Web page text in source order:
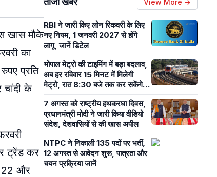
खास मौके
का
प्रति
के
ट्रेंड कर
22 और
View More →
RBI ने जारी किए लोन रिकवरी के लिए
नए नियम, 1 जनवरी 2027 से होंगे
लागू, जानें डिटेल
भोपाल मेट्रो की टाइमिंग में बड़ा बदलाव,
अब हर रविवार 15 मिनट में मिलेगी
मेट्रो, रात 8:30 बजे तक कर सकेंगे
सफर
7 अगस्त को राष्ट्रीय हथकरघा दिवस,
प्रधानमंत्री मोदी ने जारी किया वीडियो
संदेश, देशवासियों से की खास अपील
NTPC ने निकाली 135 पदों पर भर्ती,
12 अगस्त से आवेदन शुरू, पात्रता और
चयन प्रक्रिया जानें